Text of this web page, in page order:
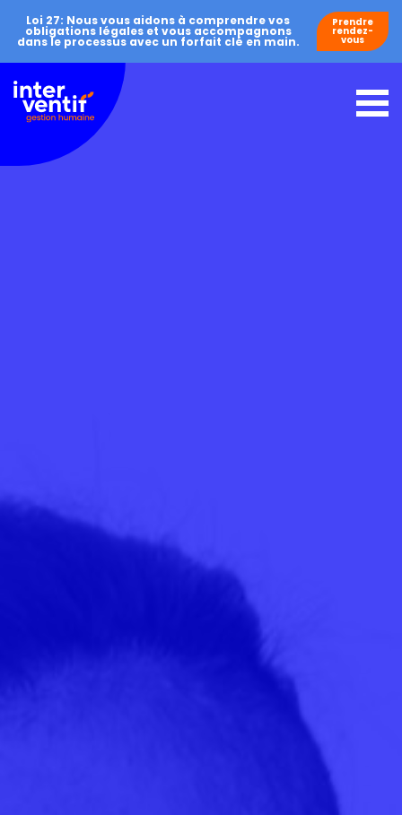
Loi 27: Nous vous aidons à comprendre vos
obligations légales et vous accompagnons
dans le processus avec un forfait clé en main.
Prendre
rendez-
vous